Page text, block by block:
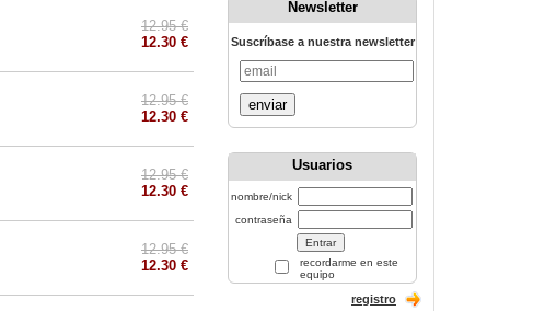
12.95 €
12.30 €
12.95 €
12.30 €
12.95 €
12.30 €
12.95 €
12.30 €
Newsletter
Suscríbase a nuestra newsletter
enviar
Usuarios
nombre/nick
contraseña
recordarme en este
equipo
registro